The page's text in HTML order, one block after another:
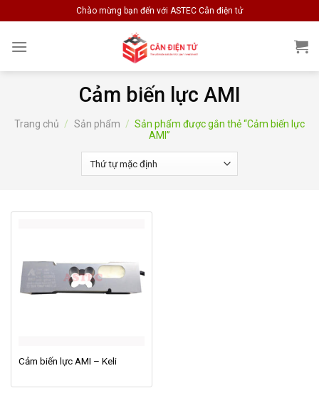
to
content
Chào mừng bạn đến với ASTEC Cân điện tử
Cảm biến lực AMI
Trang chủ / Sản phẩm / Sản phẩm được gắn thẻ “Cảm biến lực
AMI”
Cảm biến lực AMI – Keli